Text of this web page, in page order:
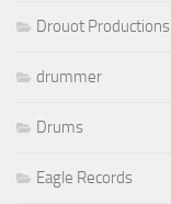
Drouot Productions
drummer
Drums
Eagle Records